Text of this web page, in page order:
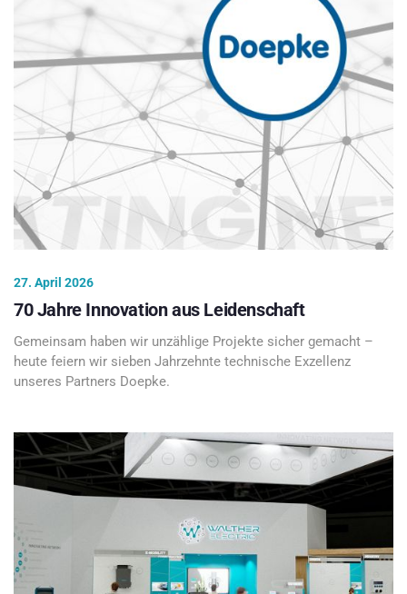
27. April 2026
70 Jahre Innovation aus Leidenschaft
Gemeinsam haben wir unzählige Projekte sicher gemacht –
heute feiern wir sieben Jahrzehnte technische Exzellenz
unseres Partners Doepke.